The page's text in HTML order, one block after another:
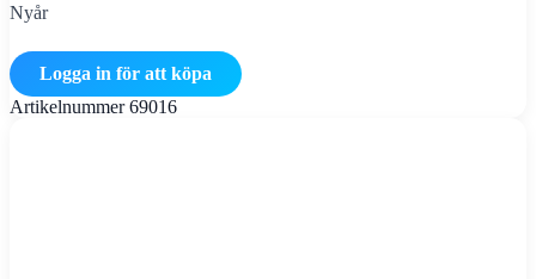
Nyår
Logga in för att köpa
Artikelnummer69016